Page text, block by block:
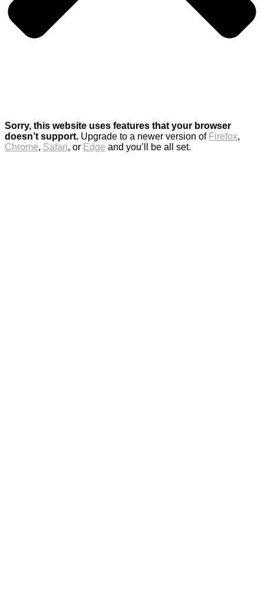
Sorry, this website uses features that your browser
doesn’t support. Upgrade to a newer version of Firefox,
Chrome, Safari, or Edge and you’ll be all set.